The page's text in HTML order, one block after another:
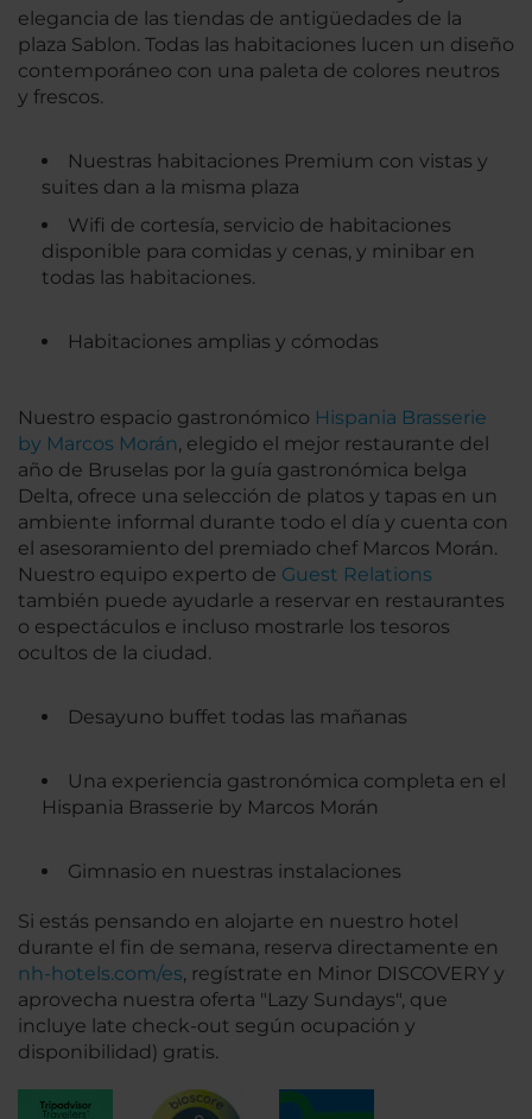
elegancia de las tiendas de antigüedades de la
plaza Sablon. Todas las habitaciones lucen un diseño
contemporáneo con una paleta de colores neutros
y frescos.
Nuestras habitaciones Premium con vistas y
suites dan a la misma plaza
Wifi de cortesía, servicio de habitaciones
disponible para comidas y cenas, y minibar en
todas las habitaciones.
Habitaciones amplias y cómodas
Nuestro espacio gastronómico Hispania Brasserie
by Marcos Morán, elegido el mejor restaurante del
año de Bruselas por la guía gastronómica belga
Delta, ofrece una selección de platos y tapas en un
ambiente informal durante todo el día y cuenta con
el asesoramiento del premiado chef Marcos Morán.
Nuestro equipo experto de Guest Relations
también puede ayudarle a reservar en restaurantes
o espectáculos e incluso mostrarle los tesoros
ocultos de la ciudad.
Desayuno buffet todas las mañanas
Una experiencia gastronómica completa en el
Hispania Brasserie by Marcos Morán
Gimnasio en nuestras instalaciones
Si estás pensando en alojarte en nuestro hotel
durante el fin de semana, reserva directamente en
nh-hotels.com/es, regístrate en Minor DISCOVERY y
aprovecha nuestra oferta "Lazy Sundays", que
incluye late check-out según ocupación y
disponibilidad) gratis.